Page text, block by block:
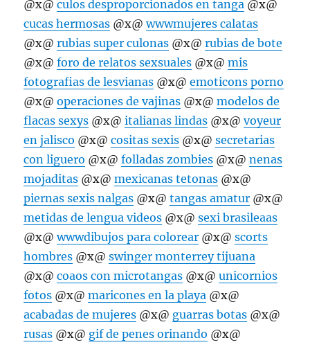
@x@culos desproporcionados en tanga @x@
cucas hermosas @x@wwwmujeres calatas
@x@rubias super culonas @x@rubias de bote
@x@foro de relatos sexsuales @x@mis
fotografias de lesvianas @x@emoticons porno
@x@operaciones de vajinas @x@modelos de
flacas sexys @x@italianas lindas @x@voyeur
en jalisco @x@cositas sexis @x@secretarias
con liguero @x@folladas zombies @x@nenas
mojaditas @x@mexicanas tetonas @x@
piernas sexis nalgas @x@tangas amatur @x@
metidas de lengua videos @x@sexi brasileaas
@x@wwwdibujos para colorear @x@scorts
hombres @x@swinger monterrey tijuana
@x@coaos con microtangas @x@unicornios
fotos @x@maricones en la playa @x@
acabadas de mujeres @x@ guarras botas @x@
rusas @x@ gif de penes orinando @x@